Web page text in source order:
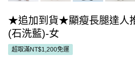
★追加到貨★顯瘦長腿達人
(石洗藍)-女
超取滿NT$1,200免運